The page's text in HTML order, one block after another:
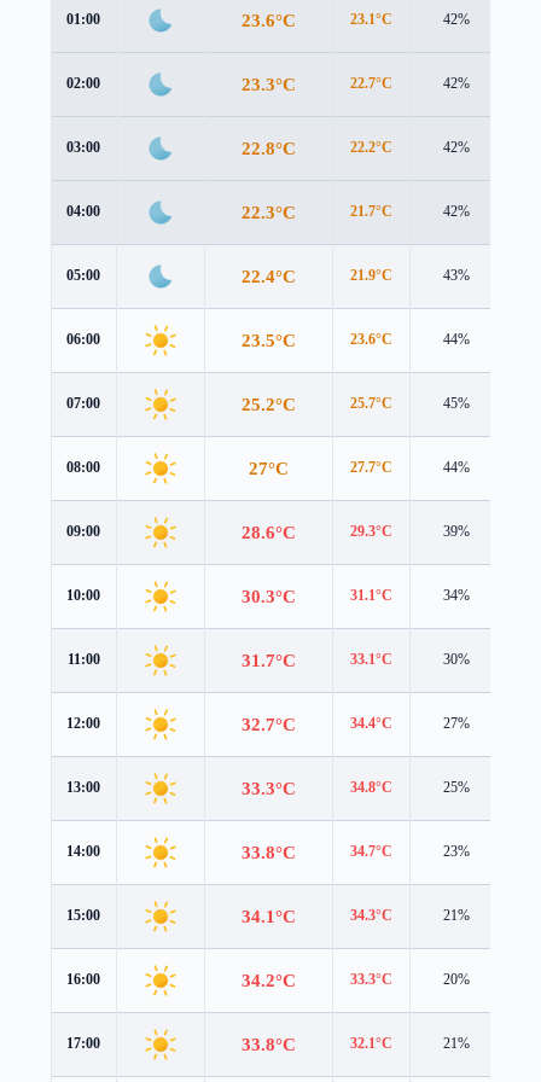
01:00 23.6°C 23.1°C 42%
02:00 23.3°C 22.7°C 42%
03:00 22.8°C 22.2°C 42%
04:00 22.3°C 21.7°C 42%
05:00 22.4°C 21.9°C 43%
06:00 23.5°C 23.6°C 44%
07:00 25.2°C 25.7°C 45%
08:00 27°C 27.7°C 44%
09:00 28.6°C 29.3°C 39%
10:00 30.3°C 31.1°C 34%
11:00 31.7°C 33.1°C 30%
12:00 32.7°C 34.4°C 27%
13:00 33.3°C 34.8°C 25%
14:00 33.8°C 34.7°C 23%
15:00 34.1°C 34.3°C 21%
16:00 34.2°C 33.3°C 20%
17:00 33.8°C 32.1°C 21%